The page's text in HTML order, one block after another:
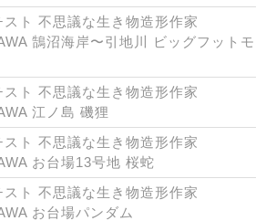
ト 不思議な生き物造形作家
鵠沼海岸〜引地川 ビッグフットモ
ト 不思議な生き物造形作家
江ノ島 磯狸
ト 不思議な生き物造形作家
お台場13号地 桜蛇
ト 不思議な生き物造形作家
お台場パンダム